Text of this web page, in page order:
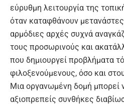
εύρυθμη λειτουργία της
όταν καταφθάνουν
αρμόδιες αρχές συχνά
τους προσωρινούς και
που δημιουργεί προβλήματα
φιλοξενούμενους, όσο και
Μια οργανωμένη δομή μπορεί
αξιοπρεπείς συνθήκες